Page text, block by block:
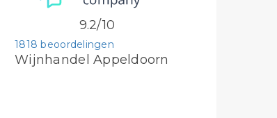
Wijnhandel Appeldoorn
1818 beoordelingen
9.2/10